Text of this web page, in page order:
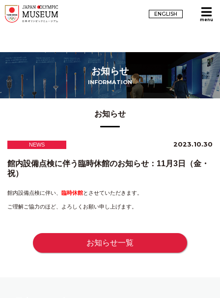
ENGLISH
menu
お知らせ
INFORMATION
お知らせ
NEWS 2023.10.30
館内設備点検に伴う臨時休館のお知らせ：11月3日（金・
祝）
館内設備点検に伴い、 臨時休館とさせていただきます。
ご理解ご協力のほど、よろしくお願い申し上げます。
お知らせ一覧